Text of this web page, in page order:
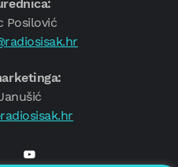
Posilović